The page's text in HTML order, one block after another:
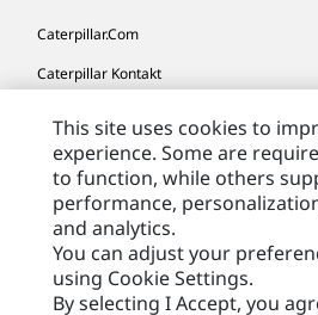
Caterpillar.com
Caterpillar Kontakt
Moje Preferencje Marketingowe
Site Map
Cookie Settings
Legal
Privacy
This site uses cookies to
experience. Some are
to function, while others
performance,
and analytics.
You can adjust your
using Cookie Settings.
By selecting I Accept, you